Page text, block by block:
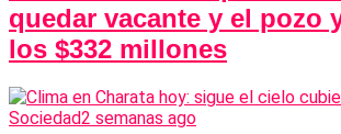
quedar vacante y el pozo
los $332 millones
Sociedad2 semanas ago